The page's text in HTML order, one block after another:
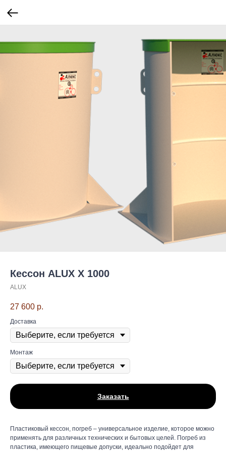
Кессон ALUX X 1000
ALUX
27 600 р.
Доставка
Монтаж
Заказать
Пластиковый кессон, погреб – универсальное изделие, которое можно
применять для различных технических и бытовых целей. Погреб из
пластика, имеющего пищевые допуски, идеально подойдет для